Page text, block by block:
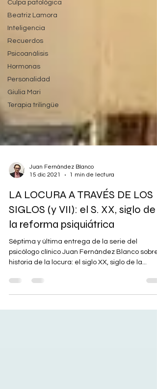
Culpa patológica
Beatriz Lamora
Inteligencia
Recuerdos
Psicoanálisis
Hormonas
Personalidad
Giulia Mari
Terapia trilingüe
1 min de lectura
LA LOCURA A TRAVÉS DE LOS
SIGLOS (y VII): el S. XX, siglo de
la reforma psiquiátrica
Séptima y última entrega de la serie del
psicólogo clínico Juan Fernández Blanco sobre